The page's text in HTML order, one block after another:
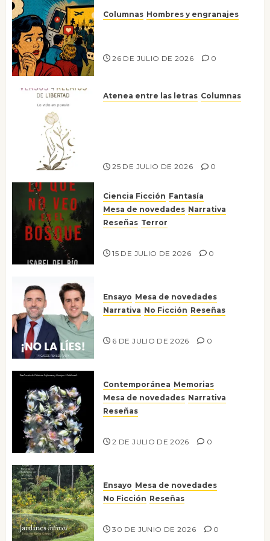
Columnas Hombres y engranajes
26 DE JULIO DE 2026 0
Atenea entre las letras Columnas
25 DE JULIO DE 2026 0
Ciencia Ficción Fantasía
Mesa de novedades Narrativa
Reseñas Terror
15 DE JULIO DE 2026 0
Ensayo Mesa de novedades
Narrativa No Ficción Reseñas
6 DE JULIO DE 2026 0
Contemporánea Memorias
Mesa de novedades Narrativa
Reseñas
2 DE JULIO DE 2026 0
Ensayo Mesa de novedades
No Ficción Reseñas
30 DE JUNIO DE 2026 0